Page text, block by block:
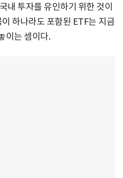
내 투자를 유인하기 위한 것이
하나라도 포함된 ETF는 지금
이는 셈이다.